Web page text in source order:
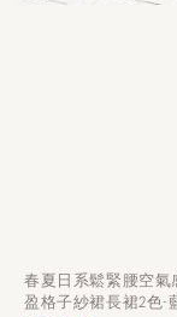
春夏日系鬆緊腰空氣
盈格子紗裙長裙2色-